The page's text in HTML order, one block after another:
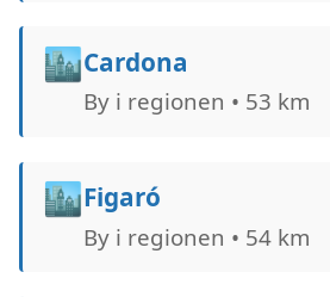
🏙️Cardona
By i regionen • 53 km
🏙️Figaró
By i regionen • 54 km